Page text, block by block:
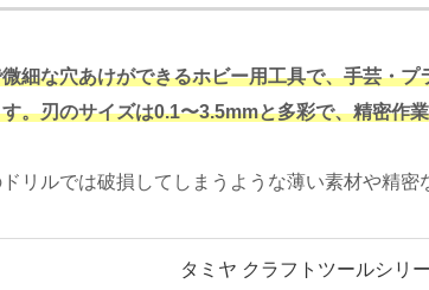
細な穴あけができるホビー用工具で、手芸・
。刃のサイズは0.1〜3.5mmと多彩で、精密作
リルでは破損してしまうような薄い素材や精密
タミヤ クラフトツールシリ